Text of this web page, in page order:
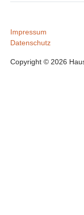
Impressum
Datenschutz
Copyright © 2026